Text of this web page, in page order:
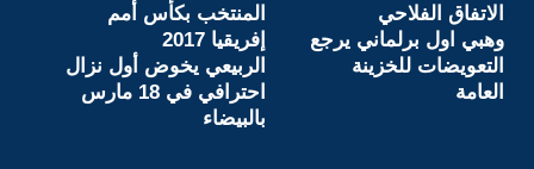
الاتفاق الفلاحي
وهبي اول برلماني يرجع
التعويضات للخزينة
العامة
المنتخب بكأس أمم
إفريقيا 2017
الربيعي يخوض أول نزال
احترافي في 18 مارس
بالبيضاء